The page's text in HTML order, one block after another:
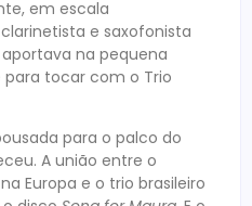
em escala
e saxofonista
aportava na pequena
tocar com o Trio
para o palco do
A união entre o
Europa e o trio brasileiro